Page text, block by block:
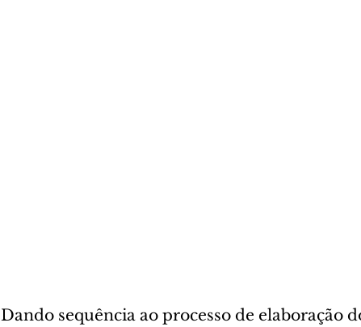
Dando sequência ao processo de elaboração